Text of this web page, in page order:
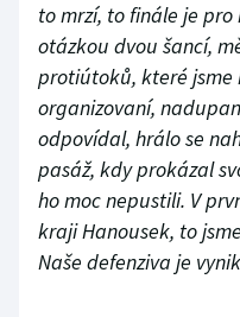
to mrzí, to finále je
otázkou dvou šancí,
protiútoků, které jsme
organizovaní,
odpovídal, hrálo se
pasáž, kdy prokázal
ho moc nepustili. V
kraji Hanousek, to
Naše defenziva je